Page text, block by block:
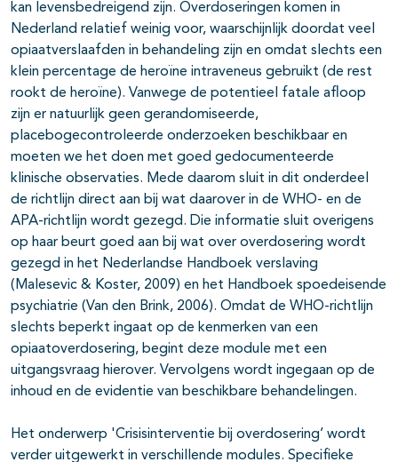
kan levensbe­dreigend zijn. Overdoseringen komen in
Nederland relatief weinig voor, waarschijnlijk doordat veel
opiaatverslaafden in behandeling zijn en omdat slechts een
klein percentage de heroïne intraveneus gebruikt (de rest
rookt de heroïne). Vanwege de potentieel fatale afloop
zijn er natuurlijk geen gerandomiseerde,
placebogecontroleerde onderzoeken beschikbaar en
moeten we het doen met goed gedocumenteerde
klinische observaties. Mede daarom sluit in dit onderdeel
de richtlijn direct aan bij wat daar­over in de WHO- en de
APA-richtlijn wordt gezegd. Die informatie sluit overigens
op haar beurt goed aan bij wat over overdosering wordt
gezegd in het Nederlandse Handboek verslaving
(Malesevic & Koster, 2009) en het Handboek spoedeisende
psychiatrie (Van den Brink, 2006). Omdat de WHO-richtlijn
slechts beperkt ingaat op de kenmerken van een
opiaatoverdosering, begint deze module met een
uitgangsvraag hierover. Vervolgens wordt ingegaan op de
inhoud en de evidentie van beschikbare behande­lingen.
Het onderwerp 'Crisisinterventie bij overdosering’ wordt
verder uitgewerkt in verschillende modules. Specifieke